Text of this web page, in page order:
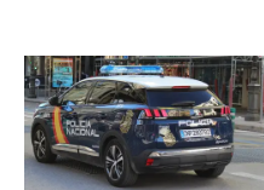
Suceso